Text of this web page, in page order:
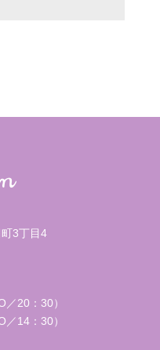
3丁目4
20：30）
14：30）